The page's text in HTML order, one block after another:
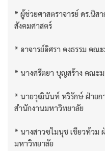
* ผู้ช่วยศาสตราจารย์ ดร.นิ
สังคมศาสตร์
* อาจารย์อิศรา คงธรรม คณ
* นางศรีตยา บุญสร้าง คณะ
* นายวุฒินันท์ หริรักษ์ ฝ่ายก
สำนักงานมหาวิทยาลัย
* นางสาวซไมนุช เขียวท้วม
มหาวิทยาลัย